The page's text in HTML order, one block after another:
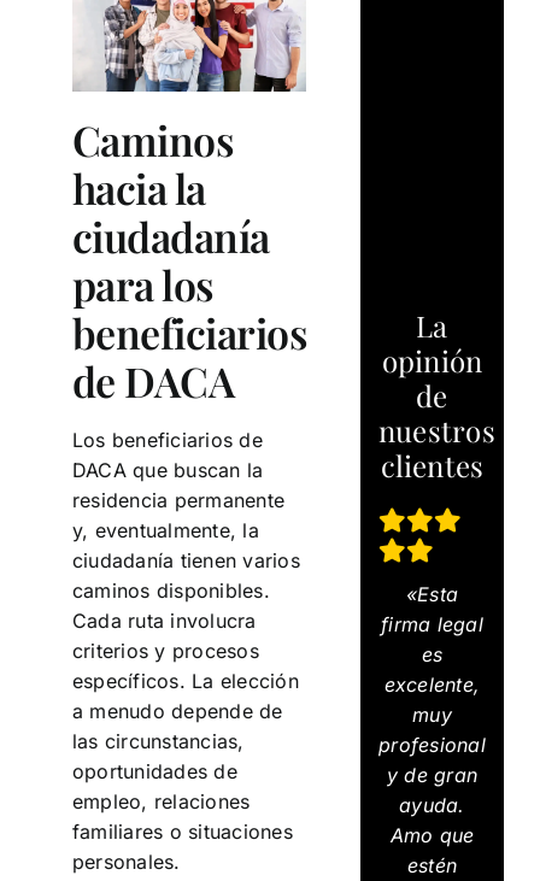
Caminos
hacia la
ciudadanía
para los
beneficiarios
de DACA
Los beneficiarios de
DACA que buscan la
residencia permanente
y, eventualmente, la
ciudadanía tienen varios
caminos disponibles.
Cada ruta involucra
criterios y procesos
específicos. La elección
a menudo depende de
las circunstancias,
oportunidades de
empleo, relaciones
familiares o situaciones
personales.
La
opinión
de
nuestros
clientes
«Esta
firma legal
es
excelente,
muy
profesional
y de gran
ayuda.
Amo que
estén